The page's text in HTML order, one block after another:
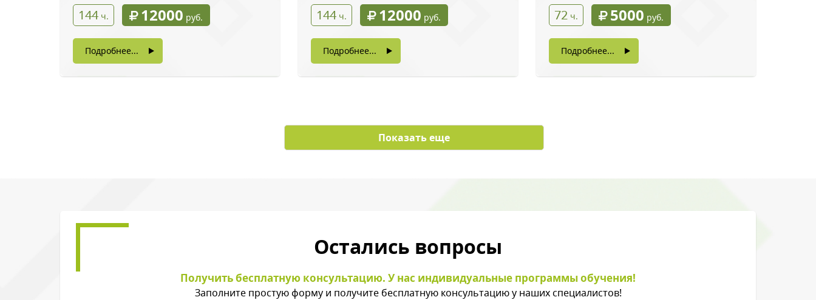
144 ч. 12000 руб.
Подробнее...
144 ч. 12000 руб.
Подробнее...
72 ч. 5000 руб.
Подробнее...
Показать еще
Остались вопросы
Получить бесплатную консультацию. У нас индивидуальные программы обучения!
Заполните простую форму и получите бесплатную консультацию у наших специалистов!